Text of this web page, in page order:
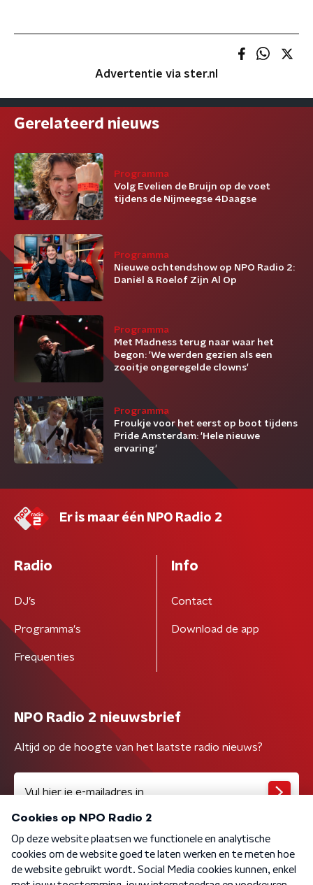
Advertentie via ster.nl
Gerelateerd nieuws
Programma
Volg Evelien de Bruijn op de voet
tijdens de Nijmeegse 4Daagse
Programma
Nieuwe ochtendshow op NPO Radio 2:
Daniël & Roelof Zijn Al Op
Programma
Met Madness terug naar waar het
begon: 'We werden gezien als een
zooitje ongeregelde clowns'
Programma
Froukje voor het eerst op boot tijdens
Pride Amsterdam: 'Hele nieuwe
ervaring'
Er is maar één NPO Radio 2
Radio
DJ’s
Programma's
Frequenties
Info
Contact
Download de app
NPO Radio 2 nieuwsbrief
Altijd op de hoogte van het laatste radio nieuws?
Algemene voorwaarden